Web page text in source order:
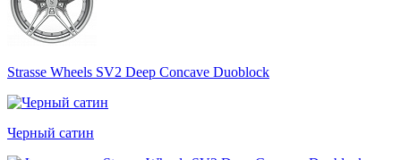
Strasse Wheels SV2 Deep Concave Duoblock
Черный сатин